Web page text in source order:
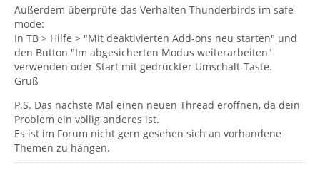
Außerdem überprüfe das Verhalten Thunderbirds im safe-
mode:
In TB > Hilfe > "Mit deaktivierten Add-ons neu starten" und
den Button "Im abgesicherten Modus weiterarbeiten"
verwenden oder Start mit gedrückter Umschalt-Taste.
Gruß
P.S. Das nächste Mal einen neuen Thread eröffnen, da dein
Problem ein völlig anderes ist.
Es ist im Forum nicht gern gesehen sich an vorhandene
Themen zu hängen.